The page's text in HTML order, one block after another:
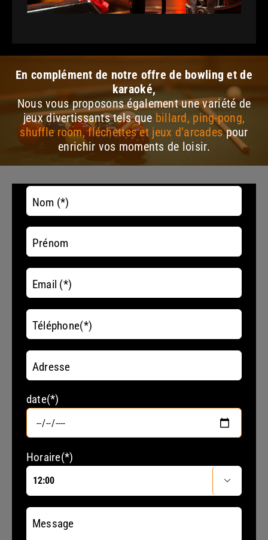
En complément de notre offre de bowling et de
karaoké,
Nous vous proposons également une variété de
jeux divertissants tels que billard, ping-pong,
shuffle room, fléchettes et jeux d’arcadespour
enrichir vos moments de loisir.
Nom (*)
Prénom
Email (*)
Téléphone(*)
Adresse
date(*)
Horaire(*)

Message